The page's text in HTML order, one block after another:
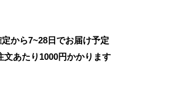
から7~28日でお届け予定
文あたり 1000円かかります